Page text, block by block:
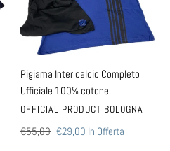
Ufficiale
100%
cotone
Pigiama Inter calcio Completo
Ufficiale 100% cotone
VENDITORE
OFFICIAL PRODUCT BOLOGNA
Prezzo
€55,00 Prezzo
€29,00 In Offerta